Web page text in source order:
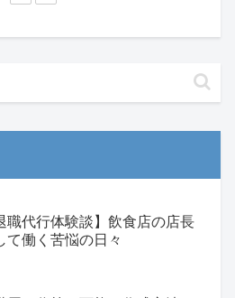
職代行体験談】飲食店の店長
て働く苦悩の日々